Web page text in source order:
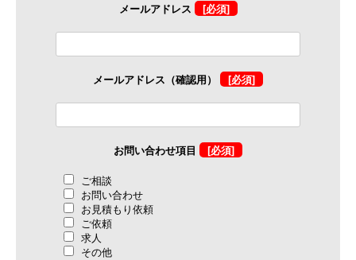
メールアドレス [必須]
メールアドレス（確認用） [必須]
お問い合わせ項目
[必須]
ご相談
お問い合わせ
お見積もり依頼
ご依頼
求人
その他